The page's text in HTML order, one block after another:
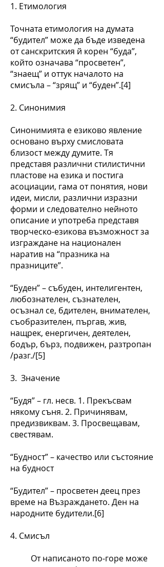
1. Етимология
Точната етимология на думата
“будител” може да бъде изведена
от санскритския й корен “буда”,
който означава “просветен”,
“знаещ” и оттук началото на
смисъла – “зрящ” и “буден”.[4]
2. Синонимия
Синонимията е езиково явление
основано върху смисловата
близост между думите. Тя
представя различни стилистични
пластове на езика и постига
асоциации, гама от понятия, нови
идеи, мисли, различни изразни
форми и следователно нейното
описание и употреба представя
творческо-езикова възможност за
изграждане на национален
наратив на “празника на
празниците”.
“Буден” – събуден, интелигентен,
любознателен, съзнателен,
осъзнал се, бдителен, внимателен,
съобразителен, пъргав, жив,
нащрек, енергичен, деятелен,
бодър, бърз, подвижен, разтропан
/разг./[5]
3. Значение
“Будя” – гл. несв. 1. Прекъсвам
някому съня. 2. Причинявам,
предизвиквам. 3. Просвещавам,
свестявам.
“Будност” – качество или състояние
на будност
“Будител” – просветен деец през
време на Възраждането. Ден на
народните будители.[6]
4. Смисъл
От написаното по-горе може